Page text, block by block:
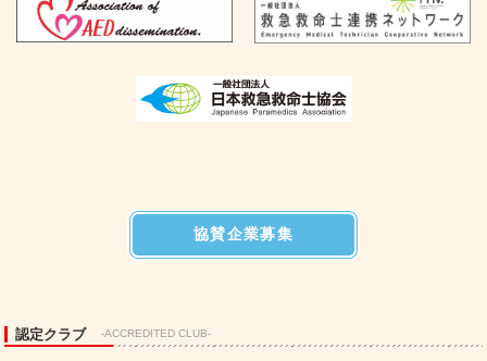
協賛企業募集
認定クラブ -ACCREDITED CLUB-